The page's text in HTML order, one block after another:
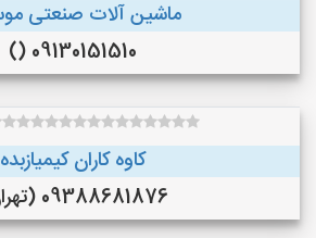
ماشین آلات صنعتی
09130151510 ()
کاوه کاران کیمیازبده
09388681876 (تهران)